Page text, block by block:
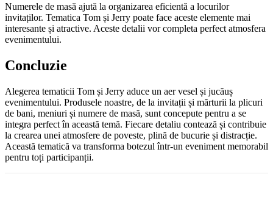
Numerele de masă ajută la organizarea eficientă a locurilor
invitaților. Tematica Tom și Jerry poate face aceste elemente mai
interesante și atractive. Aceste detalii vor completa perfect atmosfera
evenimentului.
Concluzie
Alegerea tematicii Tom și Jerry aduce un aer vesel și jucăuș
evenimentului. Produsele noastre, de la invitații și mărturii la plicuri
de bani, meniuri și numere de masă, sunt concepute pentru a se
integra perfect în această temă. Fiecare detaliu contează și contribuie
la crearea unei atmosfere de poveste, plină de bucurie și distracție.
Această tematică va transforma botezul într-un eveniment memorabil
pentru toți participanții.